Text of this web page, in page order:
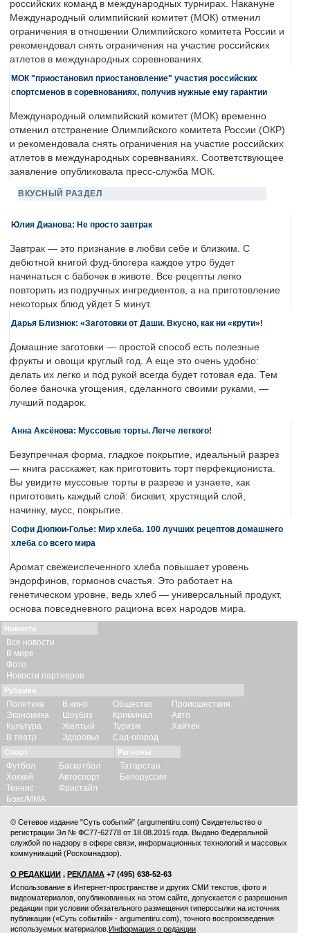
российских команд в международных турнирах. Накануне
Международный олимпийский комитет (МОК) отменил
ограничения в отношении Олимпийского комитета России и
рекомендовал снять ограничения на участие российских
атлетов в международных соревнованиях.
МОК "приостановил приостановление" участия российских
спортсменов в соревнованиях, получив нужные ему гарантии
Международный олимпийский комитет (МОК) временно
отменил отстранение Олимпийского комитета России (ОКР)
и рекомендовала снять ограничения на участие российских
атлетов в международных соревнваниях. Соответствующее
заявление опубликовала пресс-служба МОК.
ВКУСНЫЙ РАЗДЕЛ
Юлия Дианова: Не просто завтрак
Завтрак — это признание в любви себе и близким. С
дебютной книгой фуд-блогера каждое утро будет
начинаться с бабочек в животе. Все рецепты легко
повторить из подручных ингредиентов, а на приготовление
некоторых блюд уйдет 5 минут.
Дарья Близнюк: «Заготовки от Даши. Вкусно, как ни «крути»!
Домашние заготовки — простой способ есть полезные
фрукты и овощи круглый год. А еще это очень удобно:
делать их легко и под рукой всегда будет готовая еда. Тем
более баночка угощения, сделанного своими руками, —
лучший подарок.
Анна Аксёнова: Муссовые торты. Легче легкого!
Безупречная форма, гладкое покрытие, идеальный разрез
— книга расскажет, как приготовить торт перфекциониста.
Вы увидите муссовые торты в разрезе и узнаете, как
приготовить каждый слой: бисквит, хрустящий слой,
начинку, мусс, покрытие.
Софи Дюпюи-Голье: Мир хлеба. 100 лучших рецептов домашнего
хлеба со всего мира
Аромат свежеиспеченного хлеба повышает уровень
эндорфинов, гормонов счастья. Это работает на
генетическом уровне, ведь хлеб — универсальный продукт,
основа повседневного рациона всех народов мира.
Новости
Все новости
В мире
Фото
Новости партнеров
Рубрики
Политика
Экономика
Культура
В театр
В кино
Шоубиз
Желтый
Здоровье
Общество
Криминал
Туризм
Сад-огород
Происшествия
Авто
Хайтек
Спорт
Футбол
Хоккей
Теннис
Бокс/ММА
Баскетбол
Автоспорт
Фристайл
Регионы
Татарстан
Белоруссия
© Сетевое издание "Суть событий" (argumentiru.com) Свидетельство о
регистрации Эл № ФС77-62778 от 18.08.2015 года. Выдано Федеральной
службой по надзору в сфере связи, информационных технологий и массовых
коммуникаций (Роскомнадзор).
О РЕДАКЦИИ , РЕКЛАМА +7 (495) 638-52-63
Использование в Интернет-пространстве и других СМИ текстов, фото и
видеоматериалов, опубликованных на этом сайте, допускается с разрешения
редакции при условии обязательного размещения гиперссылки на источник
публикации («Суть событий» - argumentiru.com), точного воспроизведения
используемых материалов. Информация о редакции